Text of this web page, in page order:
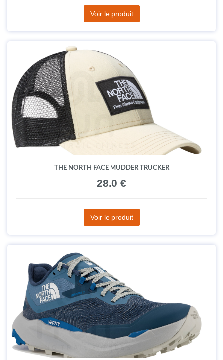
Voir le produit
THE NORTH FACE MUDDER TRUCKER
28.0 €
Voir le produit